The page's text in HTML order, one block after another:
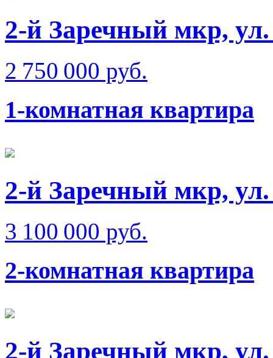
2-й Заречный мкр, ул.
2 750 000 руб.
1-комнатная квартира
2-й Заречный мкр,
3 100 000 руб.
2-комнатная квартира
2-й Заречный мкр,